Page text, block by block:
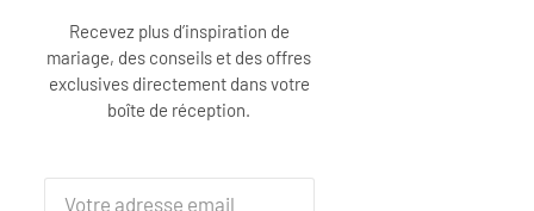
Recevez plus d’inspiration de
mariage, des conseils et des offres
exclusives directement dans votre
boîte de réception.